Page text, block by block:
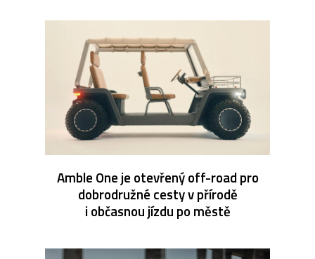
Amble One je otevřený off-road pro
dobrodružné cesty v přírodě
i občasnou jízdu po městě